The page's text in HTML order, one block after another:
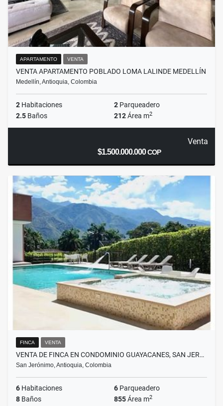
APARTAMENTO VENTA
VENTA APARTAMENTO POBLADO LOMA LALINDE MEDELLÍN
Medellín, Antioquia, Colombia
2 Habitaciones 2 Parqueadero
2.5 Baños 212Área m2
Venta
$1.500.000.000COP
FINCA VENTA
VENTA DE FINCA EN CONDOMINIO GUAYACANES, SAN JER…
San Jerónimo, Antioquia, Colombia
6 Habitaciones 6 Parqueadero
8 Baños 855Área m2